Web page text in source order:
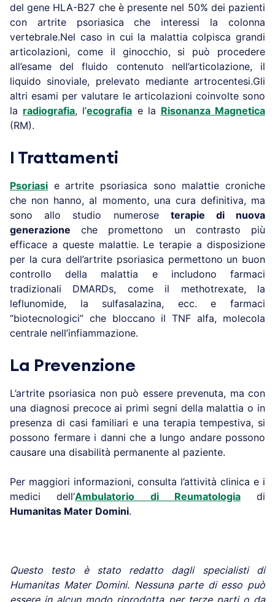
del gene HLA-B27 che è presente nel 50% dei pazienti
con artrite psoriasica che interessi la colonna
vertebrale.Nel caso in cui la malattia colpisca grandi
articolazioni, come il ginocchio, si può procedere
all’esame del fluido contenuto nell’articolazione, il
liquido sinoviale, prelevato mediante artrocentesi.Gli
altri esami per valutare le articolazioni coinvolte sono
la radiografia, l’ecografia e la Risonanza Magnetica
(RM).
I Trattamenti
Psoriasi e artrite psoriasica sono malattie croniche
che non hanno, al momento, una cura definitiva, ma
sono allo studio numerose terapie di nuova
generazione che promettono un contrasto più
efficace a queste malattie. Le terapie a disposizione
per la cura dell’artrite psoriasica permettono un buon
controllo della malattia e includono farmaci
tradizionali DMARDs, come il methotrexate, la
leflunomide, la sulfasalazina, ecc. e farmaci
“biotecnologici” che bloccano il TNF alfa, molecola
centrale nell’infiammazione.
La Prevenzione
L’artrite psoriasica non può essere prevenuta, ma con
una diagnosi precoce ai primi segni della malattia o in
presenza di casi familiari e una terapia tempestiva, si
possono fermare i danni che a lungo andare possono
causare una disabilità permanente al paziente.
Per maggiori informazioni, consulta l’attività clinica e i
medici dell’Ambulatorio di Reumatologiadi
Humanitas Mater Domini.
Questo testo è stato redatto dagli specialisti di
Humanitas Mater Domini. Nessuna parte di esso può
essere in alcun modo riprodotta per terze parti o da